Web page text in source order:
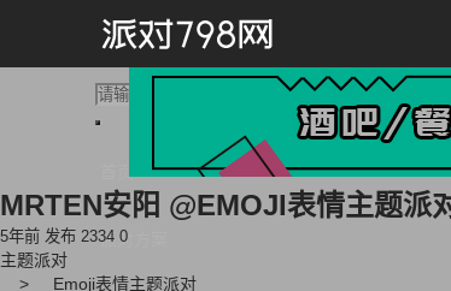
派对方案
MRTEN安阳 @EMOJI表情主题派
5年前 发布 2334 0
主题派对
Emoji表情主题派对